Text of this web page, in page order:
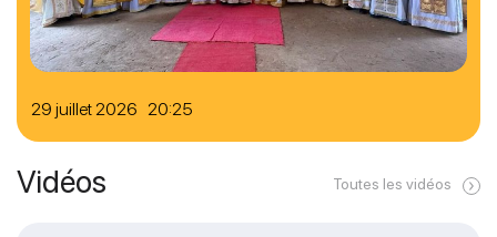
29 juillet 2026 20:25
Vidéos Toutes les vidéos